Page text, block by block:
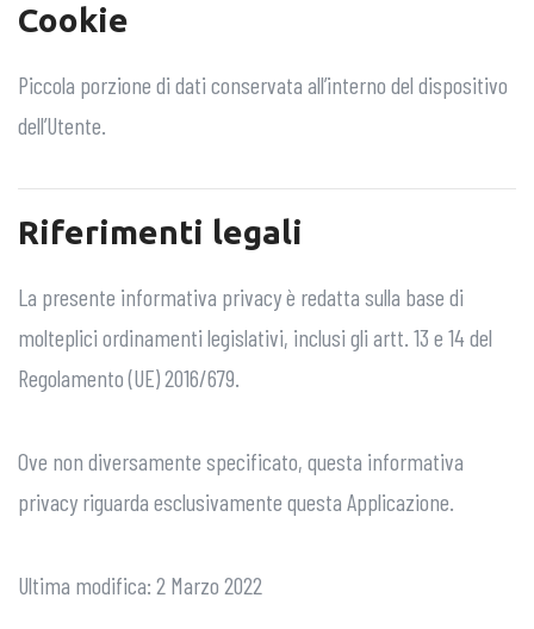
Cookie
Piccola porzione di dati conservata all’interno del dispositivo
dell’Utente.
Riferimenti legali
La presente informativa privacy è redatta sulla base di
molteplici ordinamenti legislativi, inclusi gli artt. 13 e 14 del
Regolamento (UE) 2016/679.
Ove non diversamente specificato, questa informativa
privacy riguarda esclusivamente questa Applicazione.
Ultima modifica: 2 Marzo 2022